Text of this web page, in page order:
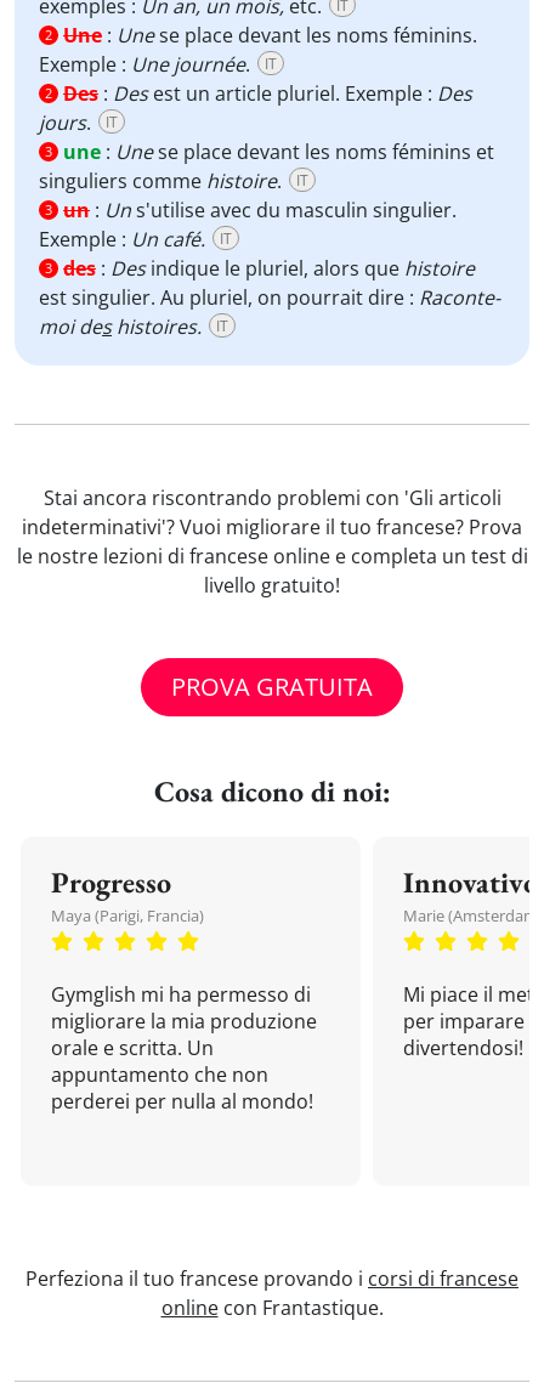
exemples : Un an, un mois, etc. IT
2 Une : Unese place devant les noms féminins.
Exemple : Une journée. IT
2 Des : Desest un article pluriel. Exemple : Des
jours. IT
3 une : Unese place devant les noms féminins et
singuliers comme histoire. IT
3 un : Uns'utilise avec du masculin singulier.
Exemple : Un café. IT
3 des : Desindique le pluriel, alors que histoire
est singulier. Au pluriel, on pourrait dire : Raconte-
moi deshistoires. IT
Stai ancora riscontrando problemi con 'Gli articoli
indeterminativi'? Vuoi migliorare il tuo francese? Prova
le nostre lezioni di francese online e completa un test di
livello gratuito!
PROVA GRATUITA
Cosa dicono di noi:
Progresso
Maya (Parigi, Francia)
Gymglish mi ha permesso di
migliorare la mia produzione
orale e scritta. Un
appuntamento che non
perderei per nulla al mondo!
Innovativo
Marie (Amsterdam,
Mi piace il
per imparare
divertendosi!
Perfeziona il tuo francese provando i corsi di francese
onlinecon Frantastique.